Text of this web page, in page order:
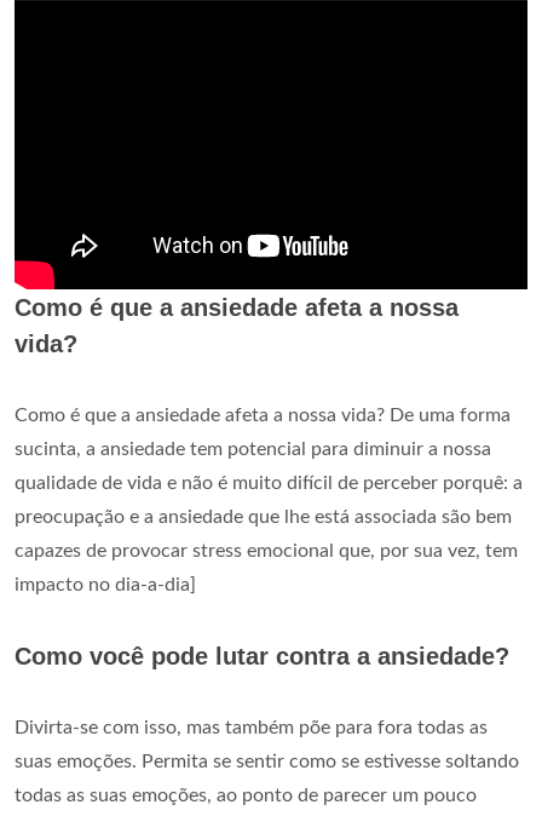
Como é que a ansiedade afeta a nossa
vida?
Como é que a ansiedade afeta a nossa vida? De uma forma
sucinta, a ansiedade tem potencial para diminuir a nossa
qualidade de vida e não é muito difícil de perceber porquê: a
preocupação e a ansiedade que lhe está associada são bem
capazes de provocar stress emocional que, por sua vez, tem
impacto no dia-a-dia]
Como você pode lutar contra a ansiedade?
Divirta-se com isso, mas também põe para fora todas as
suas emoções. Permita se sentir como se estivesse soltando
todas as suas emoções, ao ponto de parecer um pouco